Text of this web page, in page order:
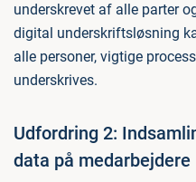
underskrevet af alle parter
digital underskriftsløsning
alle personer, vigtige
underskrives.
Udfordring 2:
data på medarbejdere